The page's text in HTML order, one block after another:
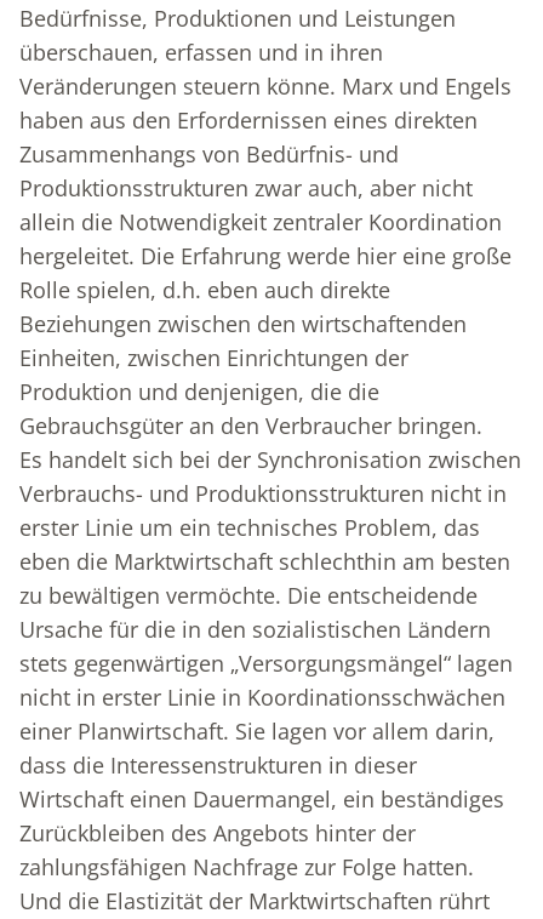
Bedürfnisse, Produktionen und Leistungen
überschauen, erfassen und in ihren
Veränderungen steuern könne. Marx und Engels
haben aus den Erfordernissen eines direkten
Zusammenhangs von Bedürfnis- und
Produktionsstrukturen zwar auch, aber nicht
allein die Notwendigkeit zentraler Koordination
hergeleitet. Die Erfahrung werde hier eine große
Rolle spielen, d.h. eben auch direkte
Beziehungen zwischen den wirtschaftenden
Einheiten, zwischen Einrichtungen der
Produktion und denjenigen, die die
Gebrauchsgüter an den Verbraucher bringen.
Es handelt sich bei der Synchronisation zwischen
Verbrauchs- und Produktionsstrukturen nicht in
erster Linie um ein technisches Problem, das
eben die Marktwirtschaft schlechthin am besten
zu bewältigen vermöchte. Die entscheidende
Ursache für die in den sozialistischen Ländern
stets gegenwärtigen „Versorgungsmängel“ lagen
nicht in erster Linie in Koordinationsschwächen
einer Planwirtschaft. Sie lagen vor allem darin,
dass die Interessenstrukturen in dieser
Wirtschaft einen Dauermangel, ein beständiges
Zurückbleiben des Angebots hinter der
zahlungsfähigen Nachfrage zur Folge hatten.
Und die Elastizität der Marktwirtschaften rührt